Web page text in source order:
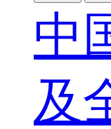
中
及